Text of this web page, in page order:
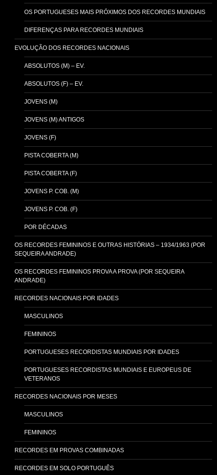
OS PORTUGUESES MAIS PRÓXIMOS DOS RECORDES MUNDIAIS
DIFERENÇAS PARA RECORDES MUNDIAIS
EVOLUÇÃO DOS RECORDES NACIONAIS
ABSOLUTOS (M) – EV.
ABSOLUTOS (F) – EV.
JOVENS (M)
JOVENS (M) ANTIGOS
JOVENS (F)
PISTA COBERTA (M)
PISTA COBERTA (F)
JOVENS P. COB. (M)
JOVENS P. COB. (F)
POR DÉCADAS
OS RECORDES FEMININOS E OUTRAS HISTÓRIAS – 1934/1963 (POR
SEQUEIRA ANDRADE)
OS RECORDES FEMININOS PROVA A PROVA (POR SEQUEIRA
ANDRADE)
RECORDES NACIONAIS POR IDADES
MASCULINOS
FEMININOS
PORTUGUESES RECORDISTAS MUNDIAIS POR IDADES
PORTUGUESES RECORDISTAS MUNDIAIS E EUROPEUS DE
VETERANOS
RECORDES NACIONAIS POR MESES
MASCULINOS
FEMININOS
RECORDES EM PROVAS COMBINADAS
RECORDES EM SOLO PORTUGUÊS